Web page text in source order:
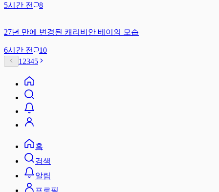
5시간 전 8
27년 만에 변경된 캐리비안 베이의 모습
6시간 전
10
1 2345
홈
검색
알림
프로필